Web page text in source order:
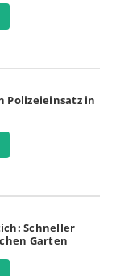
Polizeieinsatz in
Schneller
Garten